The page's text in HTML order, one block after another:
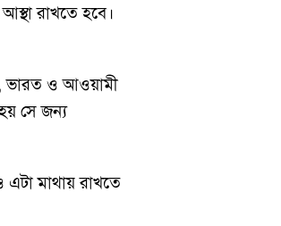
রাখতে হবে।
ভারত ও আওয়ামী
সে জন্য
এটা মাথায় রাখতে